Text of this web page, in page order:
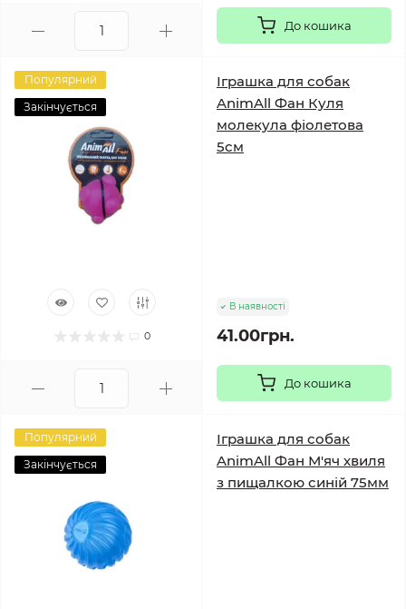
До кошика
Популярний
Закінчується
0
Іграшка для собак
AnimAll Фан Куля
молекула фіолетова
5см
В наявності
41.00грн.
До кошика
Популярний
Закінчується
Іграшка для собак
AnimAll Фан М'яч хвиля
з пищалкою синій 75мм